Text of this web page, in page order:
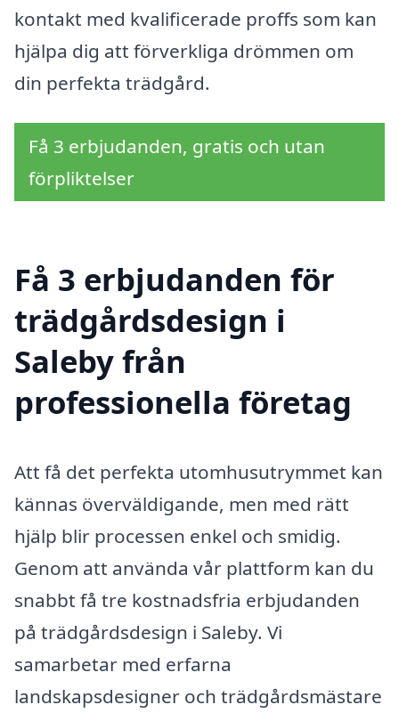
kontakt med kvalificerade proffs som kan
hjälpa dig att förverkliga drömmen om
din perfekta trädgård.
Få 3 erbjudanden, gratis och utan
förpliktelser
Få 3 erbjudanden för
trädgårdsdesign i
Saleby från
professionella företag
Att få det perfekta utomhusutrymmet kan
kännas överväldigande, men med rätt
hjälp blir processen enkel och smidig.
Genom att använda vår plattform kan du
snabbt få tre kostnadsfria erbjudanden
på trädgårdsdesign i Saleby. Vi
samarbetar med erfarna
landskapsdesigner och trädgårdsmästare